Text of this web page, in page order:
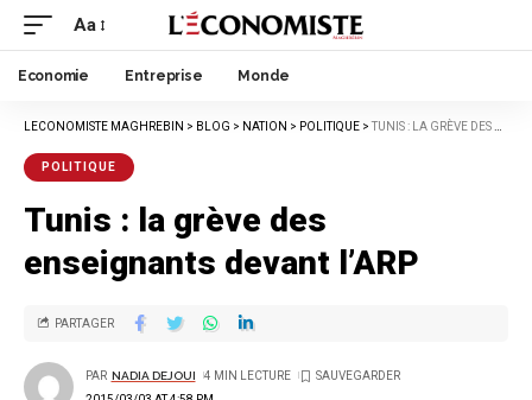
Aa
Economie Entreprise Monde
LECONOMISTE MAGHREBIN > BLOG > NATION > POLITIQUE >TUNIS : LA GRÈVE DES ENSEIGNANTS DEVANT L’ARP
POLITIQUE
Tunis : la grève des
enseignants devant l’ARP
PAR NADIA DEJOUI 4 MIN LECTURE
PARTAGER